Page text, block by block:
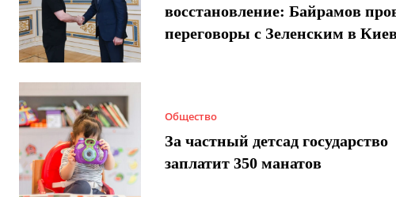
восстановление: Байрамов
переговоры с Зеленским в
Общество
За частный детсад государство
заплатит 350 манатов